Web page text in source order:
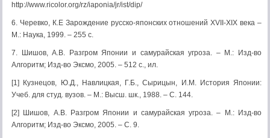
http://www.ricolor.org/rz/iaponia/jr/ist/dip/
6. Черевко, К.Е Зарождение русско-японских отношений XVII-XIX века –
М.: Наука, 1999. – 255 c.
7. Шишов, А.В. Разгром Японии и самурайская угроза. – М.: Изд-во
Алгоритм; Изд-во Эксмо, 2005. – 512 с., ил.
[1] Кузнецов, Ю.Д., Навлицкая, Г.Б., Сырицын, И.М. История Японии:
Учеб. для студ. вузов. – М.: Высш. шк., 1988. – С. 144.
[2] Шишов, А.В. Разгром Японии и самурайская угроза. – М.: Изд-во
Алгоритм; Изд-во Эксмо, 2005. – С. 9.